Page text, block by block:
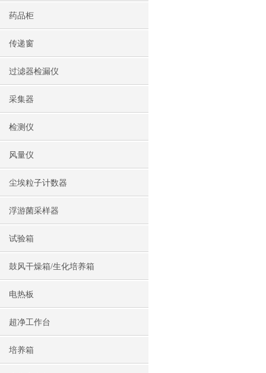
药品柜
传递窗
过滤器检漏仪
采集器
检测仪
风量仪
尘埃粒子计数器
浮游菌采样器
试验箱
鼓风干燥箱/生化培养箱
电热板
超净工作台
培养箱